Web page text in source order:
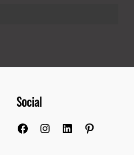
Social
Facebook